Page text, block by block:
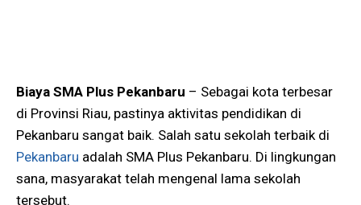
Biaya SMA Plus Pekanbaru – Sebagai kota terbesar
di Provinsi Riau, pastinya aktivitas pendidikan di
Pekanbaru sangat baik. Salah satu sekolah terbaik di
Pekanbaru adalah SMA Plus Pekanbaru. Di lingkungan
sana, masyarakat telah mengenal lama sekolah
tersebut.